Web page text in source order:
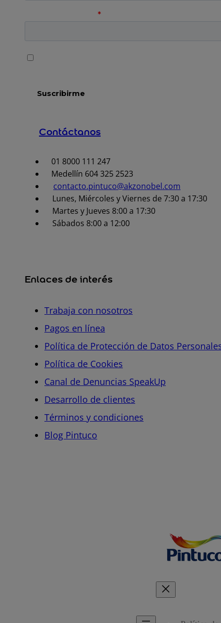
Contáctanos
01 8000 111 247
Medellín 604 325 2523
contacto.pintuco@akzonobel.com
Lunes, Miércoles y Viernes de 7:30 a 17:30
Martes y Jueves 8:00 a 17:30
Sábados 8:00 a 12:00
Enlaces de interés
Trabaja con nosotros
Pagos en línea
Política de Protección de Datos
Política de Cookies
Canal de Denuncias SpeakUp
Desarrollo de clientes
Términos y condiciones
Blog Pintuco